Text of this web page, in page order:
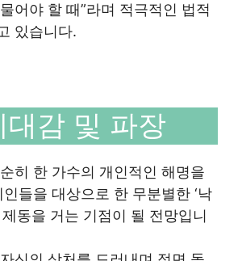
어야 할 때”라며 적극적인 법적
있습니다.
대감 및 파장
히 한 가수의 개인적인 해명을
들을 대상으로 한 무분별한 ‘낙
제동을 거는 기점이 될 전망입니